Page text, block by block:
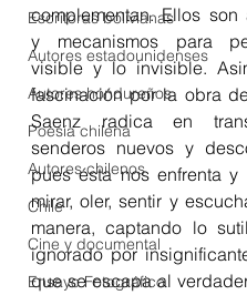
Escritoras bolivianas
Autores estadounidenses
Autores hondureños
Poesía chilena
Autores chilenos
Chile
Cine y documental
Ensayo Fotográfico
complementan. Ellos son
y mecanismos para
visible y lo invisible.
fascinación por la obra
Saenz radica en
senderos nuevos y
pues ésta nos enfrenta y
mirar, oler, sentir y
manera, captando lo
ignorado por
que se escapa al